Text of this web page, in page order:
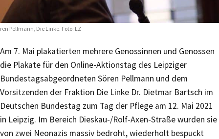
Pellmann, Die Linke. Foto: LZ
Am 7. Mai plakatierten mehrere Genossinnen und Genossen
die Plakate für den Online-Aktionstag des Leipziger
Bundestagsabgeordneten Sören Pellmann und dem
Vorsitzenden der Fraktion Die Linke Dr. Dietmar Bartsch im
Deutschen Bundestag zum Tag der Pflege am 12. Mai 2021
in Leipzig. Im Bereich Dieskau-/Rolf-Axen-Straße wurden sie
von zwei Neonazis massiv bedroht, wiederholt bespuckt